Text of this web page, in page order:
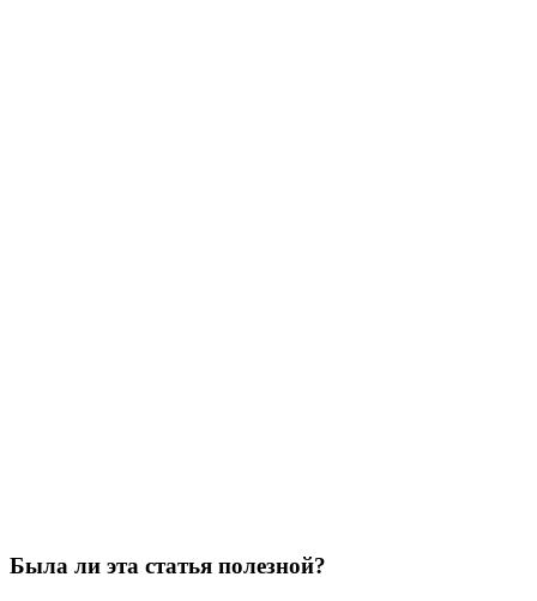
Была ли эта статья полезной?